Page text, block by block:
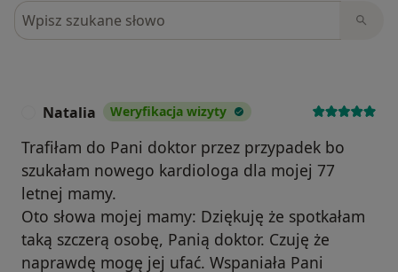
Szukaj w opiniach
Natalia Weryfikacja wizyty
Trafiłam do Pani doktor przez przypadek bo
szukałam nowego kardiologa dla mojej 77
letnej mamy.
Oto słowa mojej mamy: Dziękuję że spotkałam
taką szczerą osobę, Panią doktor. Czuję że
naprawdę mogę jej ufać. Wspaniała Pani